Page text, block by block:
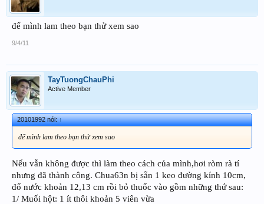
để mình lam theo bạn thử xem sao
9/4/11
TayTuongChauPhi
Active Member
20101992 nói:↑
để mình lam theo bạn thử xem sao
Nếu vẫn không được thì làm theo cách của mình,hơi ròm rà tí
nhưng đã thành công. Chua63n bị sẵn 1 keo đường kính 10cm,
đổ nước khoản 12,13 cm rồi bỏ thuốc vào gồm những thứ sau:
1/ Muối hột: 1 ít thôi khoản 5 viên vừa